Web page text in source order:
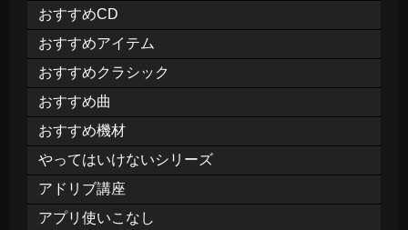
おすすめCD
おすすめアイテム
おすすめクラシック
おすすめ曲
おすすめ機材
やってはいけないシリーズ
アドリブ講座
アプリ使いこなし